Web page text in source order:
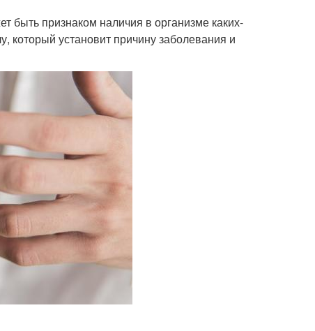
быть признаком наличия в организме каких-
который установит причину заболевания и